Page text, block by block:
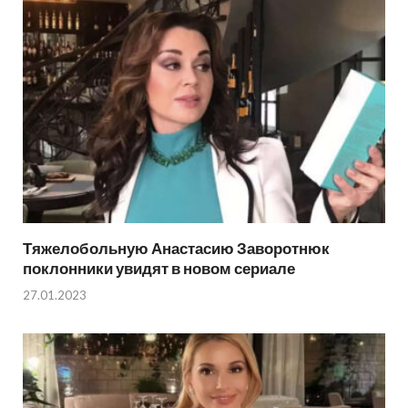
Тяжелобольную Анастасию Заворотнюк
поклонники увидят в новом сериале
27.01.2023